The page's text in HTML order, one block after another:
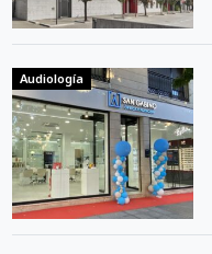
Audiología